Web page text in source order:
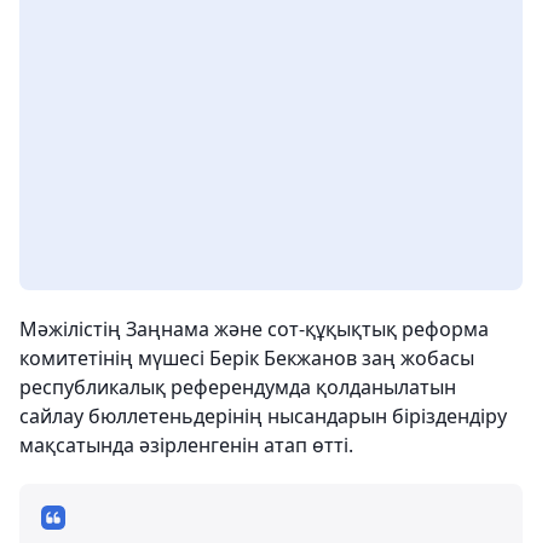
Мәжілістің Заңнама және сот-құқықтық реформа
комитетінің мүшесі Берік Бекжанов заң жобасы
республикалық референдумда қолданылатын
сайлау бюллетеньдерінің нысандарын біріздендіру
мақсатында әзірленгенін атап өтті.